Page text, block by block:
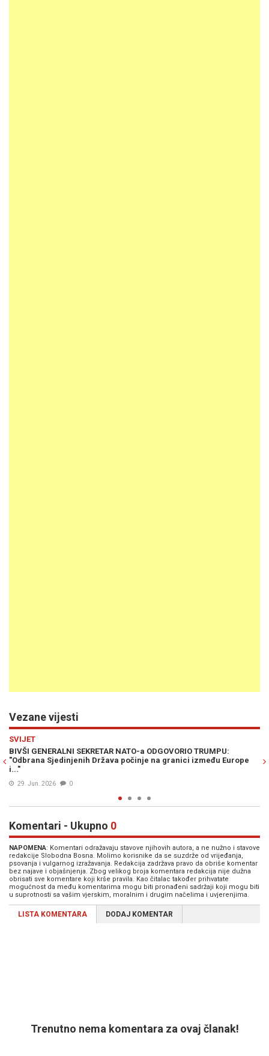
Vezane vijesti
a ODGOVORIO TRUMPU:
počinje na granici između Europe
JOŠ JEDNA PANIČNA
da ima važnu ulogu u planu
Komentari - Ukupno 0
NAPOMENA: Komentari odražavaju stavove njihovih autora, a ne nužno i stavove
redakcije Slobodna Bosna. Molimo korisnike da se suzdrže od vrijeđanja,
psovanja i vulgarnog izražavanja. Redakcija zadržava pravo da obriše komentar
bez najave i objašnjenja. Zbog velikog broja komentara redakcija nije dužna
obrisati sve komentare koji krše pravila. Kao čitalac također prihvatate
mogućnost da među komentarima mogu biti pronađeni sadržaji koji mogu biti
u suprotnosti sa vašim vjerskim, moralnim i drugim načelima i uvjerenjima.
LISTA KOMENTARA DODAJ KOMENTAR
Trenutno nema komentara za ovaj članak!